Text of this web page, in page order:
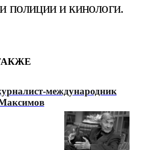
полиции и кинологи.
международник